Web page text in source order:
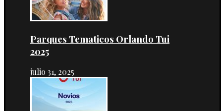
Parques Tematicos Orlando Tui
2025
julio 31, 2025